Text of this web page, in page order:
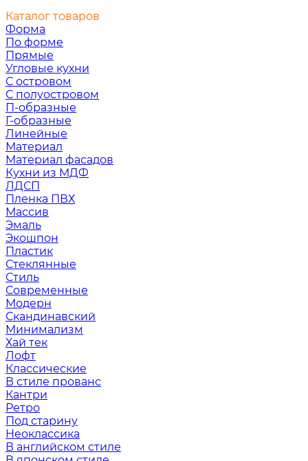
Каталог товаров
Форма
По форме
Прямые
Угловые кухни
С островом
С полуостровом
П-образные
Г-образные
Линейные
Материал
Материал фасадов
Кухни из МДФ
ЛДСП
Пленка ПВХ
Массив
Эмаль
Экошпон
Пластик
Стеклянные
Стиль
Современные
Модерн
Скандинавский
Минимализм
Хай тек
Лофт
Классические
В стиле прованс
Кантри
Ретро
Под старину
Неоклассика
В английском стиле